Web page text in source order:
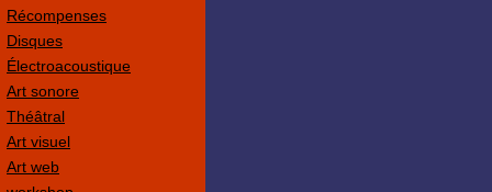
Récompenses
Disques
Électroacoustique
Art sonore
Théâtral
Art visuel
Art web